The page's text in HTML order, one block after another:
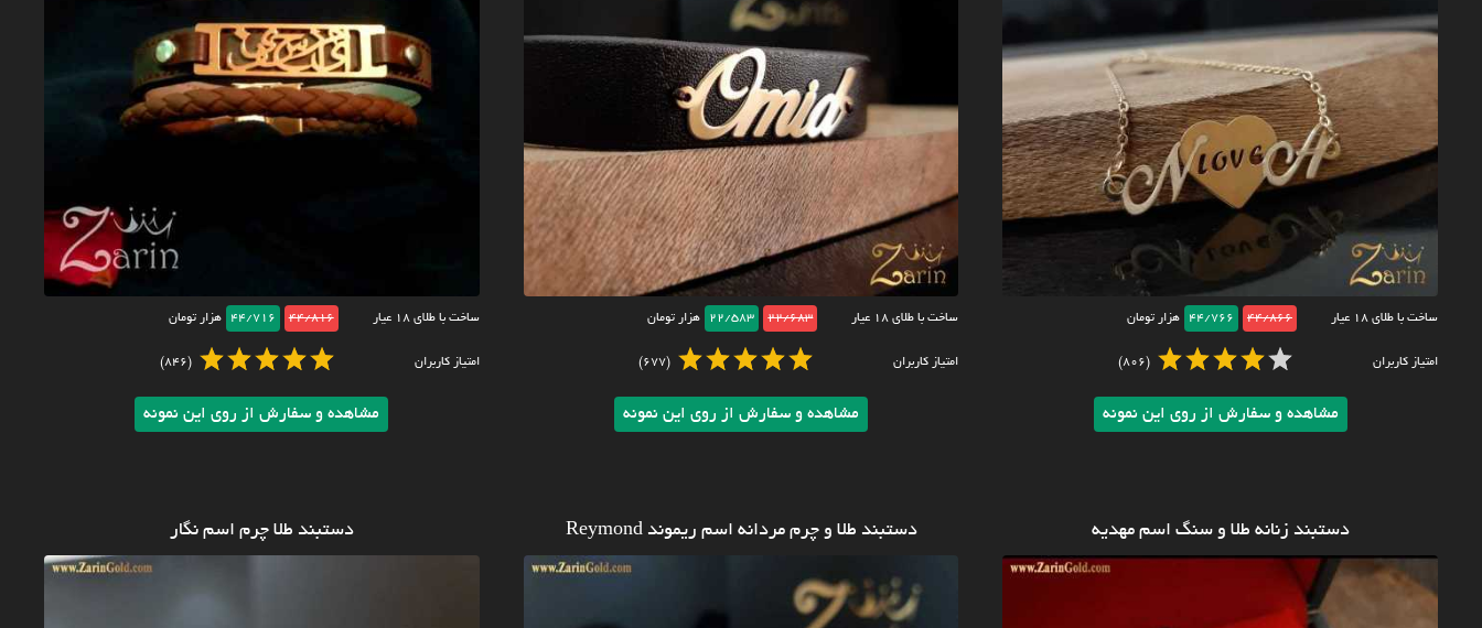
ساخت با طلای ۱۸ عیار 44/866
44/766 هزار تومان
امتیاز کاربران (806)
مشاهده و سفارش از روی این نمونه
ساخت با طلای ۱۸ عیار 22/683
22/583 هزار تومان
امتیاز کاربران (677)
مشاهده و سفارش از روی این نمونه
ساخت با طلای ۱۸ عیار 44/816
44/716 هزار تومان
امتیاز کاربران (846)
مشاهده و سفارش از روی این نمونه
دستبند زنانه طلا و سنگ اسم مهدیه دستبند طلا و چرم مردانه اسم ریموند Reymond دستبند طلا چرم اسم نگار